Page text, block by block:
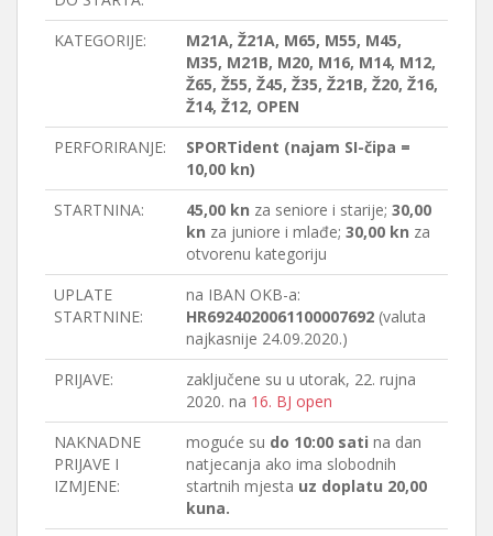
KATEGORIJE:
M21A, Ž21A, M65, M55, M45,
M35, M21B, M20, M16, M14, M12,
Ž65, Ž55, Ž45, Ž35, Ž21B, Ž20, Ž16,
Ž14, Ž12, OPEN
PERFORIRANJE:
SPORTident (najam SI-čipa =
10,00 kn)
STARTNINA:
45,00 kn za seniore i starije; 30,00
kn za juniore i mlađe; 30,00 kn za
otvorenu kategoriju
UPLATE
STARTNINE:
na IBAN OKB-a:
HR6924020061100007692 (valuta
najkasnije 24.09.2020.)
PRIJAVE:
zaključene su u utorak, 22. rujna
2020. na 16. BJ open
NAKNADNE
PRIJAVE I
IZMJENE:
moguće su do 10:00 sati na dan
natjecanja ako ima slobodnih
startnih mjesta uz doplatu 20,00
kuna.